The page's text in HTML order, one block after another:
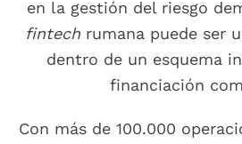
en la gestión del riesgo
fintech rumana puede ser
dentro de un esquema
financiación
Con más de 100.000